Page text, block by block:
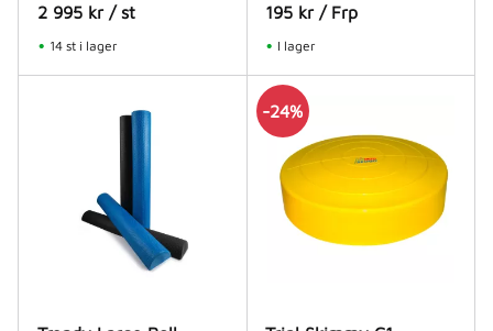
2 995kr /st
14 st i lager
195 kr / Frp
I lager
24%